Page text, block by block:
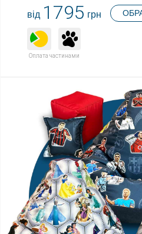
«занурення», наповнювач
м’яч, забезпечуючи ідеальну
від 1795 грн
Оплата частинами